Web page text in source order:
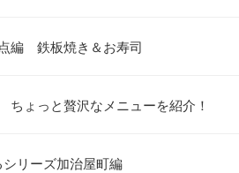
編 鉄板焼き＆お寿司
ょっと贅沢なメニューを紹介！
リーズ加治屋町編